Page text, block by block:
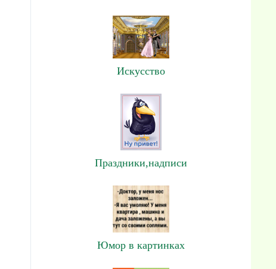
Искусство
Праздники,надписи
Юмор в картинках